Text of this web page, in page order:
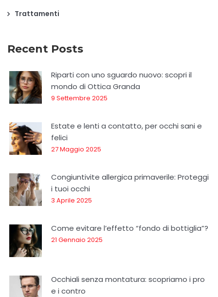
Trattamenti
Recent Posts
Riparti con uno sguardo nuovo: scopri il
mondo di Ottica Granda
9 Settembre 2025
Estate e lenti a contatto, per occhi sani e
felici
27 Maggio 2025
Congiuntivite allergica primaverile: Proteggi
i tuoi occhi
3 Aprile 2025
Come evitare l’effetto “fondo di bottiglia”?
21 Gennaio 2025
Occhiali senza montatura: scopriamo i pro
e i contro